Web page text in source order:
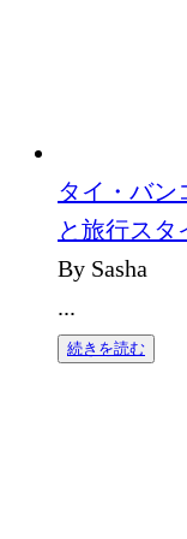
タイ・バン
と旅行スタ
By Sasha
...
続きを読む